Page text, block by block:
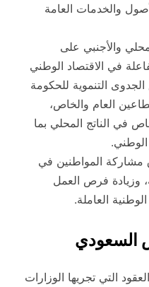
والخدمات العامة
والأجنبي على
في الاقتصاد الوطني
التنموية للحكومة
العام والخاص،
في الناتج المحلي بما
مشاركة المواطنين في
وزيادة فرص العمل
العاملة.
السعودي
التي تجريها الوزارات